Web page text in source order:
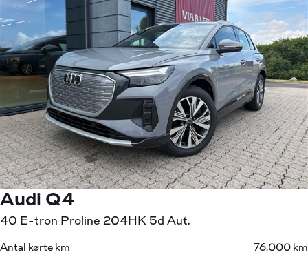
Audi Q4
40 E-tron Proline 204HK 5d Aut.
Antal kørte km
76.000 km